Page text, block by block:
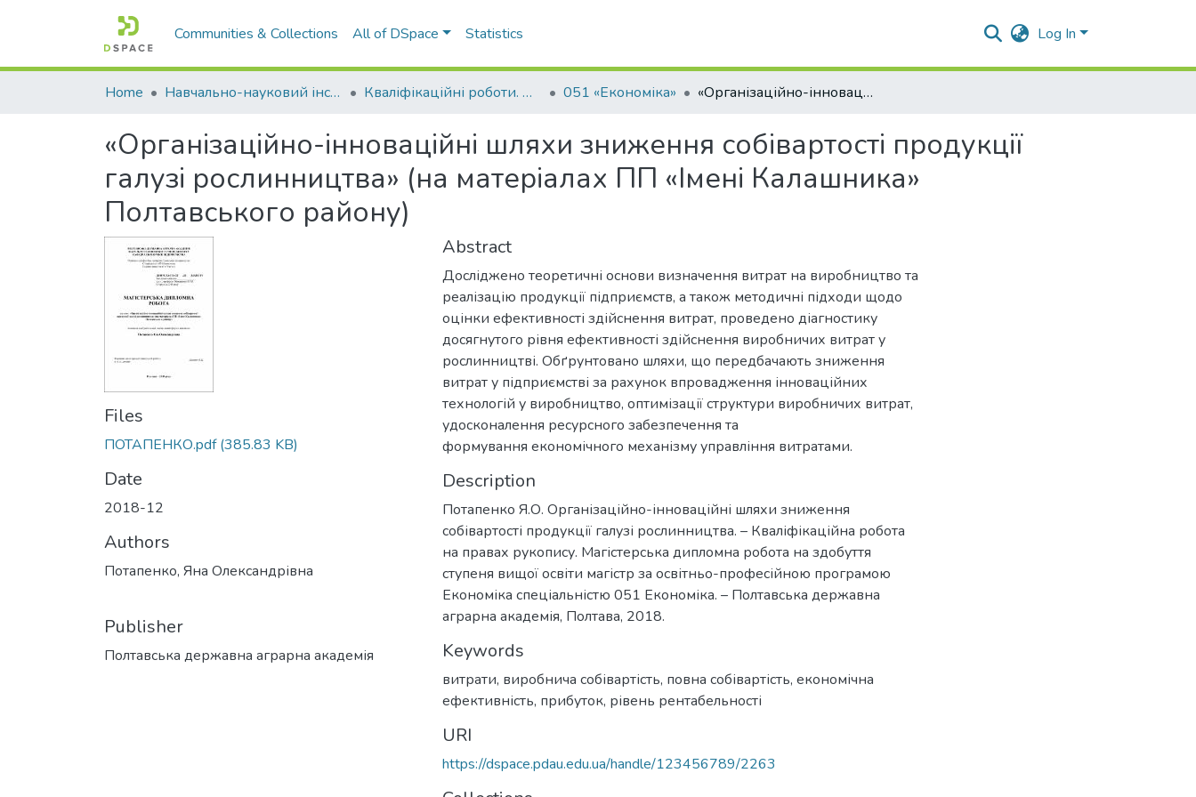
Communities & Collections All of DSpace Statistics Log In
Home Навчально-науковий інститут економіки, управління, права та інформаційних технологій Кваліфікаційні роботи. ННІ економіки, управління, права та ІТ 051 «Економіка» «Організаційно-інноваційні шляхи зниження собівартості продукції галузі рослинництва» (на матеріалах ПП «Імені Калашника» Полтавського району)
«Організаційно-інноваційні шляхи зниження собівартості продукції
галузі рослинництва» (на матеріалах ПП «Імені Калашника»
Полтавського району)
Files
ПОТАПЕНКО.pdf(385.83 KB)
Date
2018-12
Authors
Потапенко, Яна Олександрівна
Publisher
Полтавська державна аграрна академія
Abstract
Досліджено теоретичні основи визначення витрат на виробництво та
реалізацію продукції підприємств, а також методичні підходи щодо
оцінки ефективності здійснення витрат, проведено діагностику
досягнутого рівня ефективності здійснення виробничих витрат у
рослинництві. Обґрунтовано шляхи, що передбачають зниження
витрат у підприємстві за рахунок впровадження інноваційних
технологій у виробництво, оптимізації структури виробничих витрат,
удосконалення ресурсного забезпечення та
формування економічного механізму управління витратами.
Description
Потапенко Я.О. Організаційно-інноваційні шляхи зниження
собівартості продукції галузі рослинництва. – Кваліфікаційна робота
на правах рукопису. Магістерська дипломна робота на здобуття
ступеня вищої освіти магістр за освітньо-професійною програмою
Економіка спеціальністю 051 Економіка. – Полтавська державна
аграрна академія, Полтава, 2018.
Keywords
витрати, виробнича собівартість, повна собівартість, економічна
ефективність, прибуток, рівень рентабельності
URI
https://dspace.pdau.edu.ua/handle/123456789/2263